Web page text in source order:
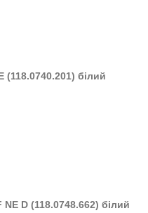
(118.0740.201) білий
D (118.0748.662) білий